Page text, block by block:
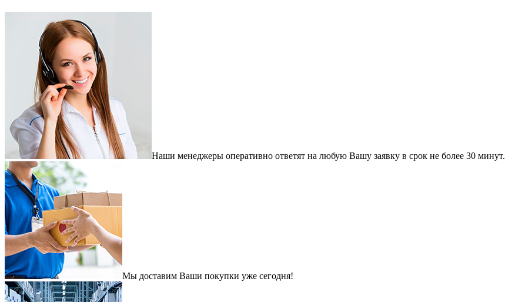
Наши менеджеры оперативно ответят на любую Вашу заявку в срок не более 30 минут.
Мы доставим Ваши покупки уже сегодня!